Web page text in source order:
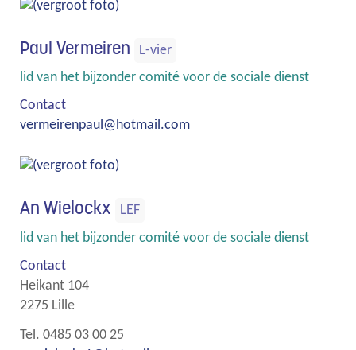
Paul Vermeiren L-vier
Functies
lid van het bijzonder comité voor de sociale dienst
Contact
E-
mail
vermeirenpaul@hotmail.com
An Wielockx LEF
Functies
lid van het bijzonder comité voor de sociale dienst
Contact
Heikant 104
,2275 Lille
Gsm0485 03 00 25